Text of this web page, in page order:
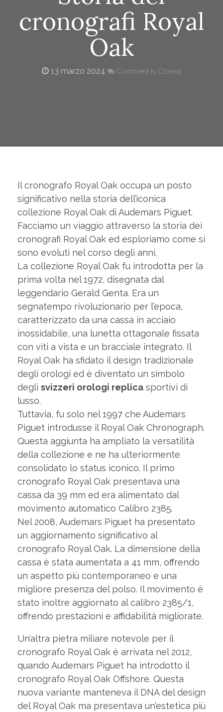
cronografi Royal
Oak
13 marzo 2024 Comment is Closed
Il cronografo Royal Oak occupa un posto
significativo nella storia dell’iconica
collezione Royal Oak di Audemars Piguet.
Facciamo un viaggio attraverso la storia dei
cronografi Royal Oak ed esploriamo come si
sono evoluti nel corso degli anni.
La collezione Royal Oak fu introdotta per la
prima volta nel 1972, disegnata dal
leggendario Gerald Genta. Era un
segnatempo rivoluzionario per l’epoca,
caratterizzato da una cassa in acciaio
inossidabile, una lunetta ottagonale fissata
con viti a vista e un bracciale integrato. Il
Royal Oak ha sfidato il design tradizionale
degli orologi ed è diventato un simbolo
degli svizzeri orologi replica sportivi di
lusso.
Tuttavia, fu solo nel 1997 che Audemars
Piguet introdusse il Royal Oak Chronograph.
Questa aggiunta ha ampliato la versatilità
della collezione e ne ha ulteriormente
consolidato lo status iconico. Il primo
cronografo Royal Oak presentava una
cassa da 39 mm ed era alimentato dal
movimento automatico Calibro 2385.
Nel 2008, Audemars Piguet ha presentato
un aggiornamento significativo al
cronografo Royal Oak. La dimensione della
cassa è stata aumentata a 41 mm, offrendo
un aspetto più contemporaneo e una
migliore presenza del polso. Il movimento è
stato inoltre aggiornato al calibro 2385/1,
offrendo prestazioni e affidabilità migliorate.
Un’altra pietra miliare notevole per il
cronografo Royal Oak è arrivata nel 2012,
quando Audemars Piguet ha introdotto il
cronografo Royal Oak Offshore. Questa
nuova variante manteneva il DNA del design
del Royal Oak ma presentava un’estetica più